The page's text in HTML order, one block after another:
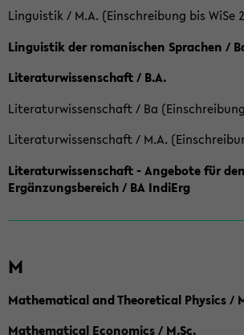
Linguistik / M.A. (Einschreibung bis WiSe
Linguistik der romanischen Sprachen /
Literaturwissenschaft / B.A.
Literaturwissenschaft / Ba
Literaturwissenschaft / M.A.
Literaturwissenschaft - Angebote für
Ergänzungsbereich / BA IndiErg
M
Mathematical and Theoretical Physics /
Mathematical Economics / M.Sc.